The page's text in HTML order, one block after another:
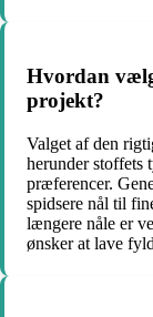
Hvordan
projekt?
Valget af den
herunder stoffets
præferencer.
spidsere nål til
længere nåle er
ønsker at lave